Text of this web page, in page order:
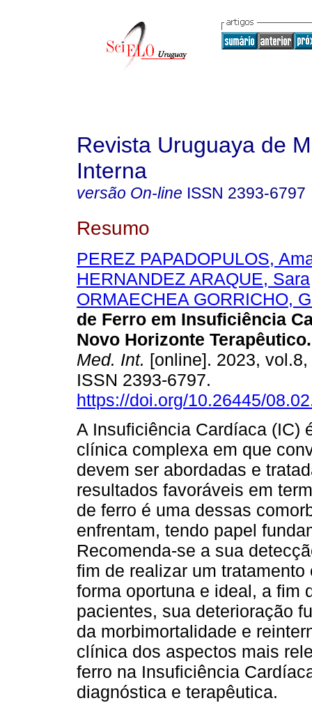
Revista Uruguaya de
Interna
versão On-line ISSN 2393-6797
Resumo
PEREZ PAPADOPULOS,
HERNANDEZ ARAQUE, Sara
ORMAECHEA GORRICHO,
de Ferro em Insuficiência
Novo Horizonte Terapêutico.
Med. Int. [online]. 2023,
ISSN 2393-6797.
https://doi.org/10.26445/
A Insuficiência Cardíaca (IC)
clínica complexa em que
devem ser abordadas e
resultados favoráveis ​​em
de ferro é uma dessas
enfrentam, tendo papel
Recomenda-se a sua
fim de realizar um
forma oportuna e ideal, a fim
pacientes, sua deterioração
da morbimortalidade e
clínica dos aspectos mais
ferro na Insuficiência
diagnóstica e terapêutica.